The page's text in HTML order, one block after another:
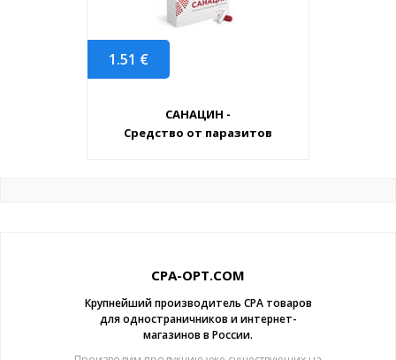
1.51 €
САНАЦИН -
Средство от паразитов
CPA-OPT.COM
Крупнейший производитель CPA товаров
для одностраничников и интернет-
магазинов в России.